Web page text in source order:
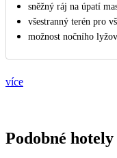
sněžný ráj na úpatí
všestranný terén pro
možnost nočního
více
Podobné